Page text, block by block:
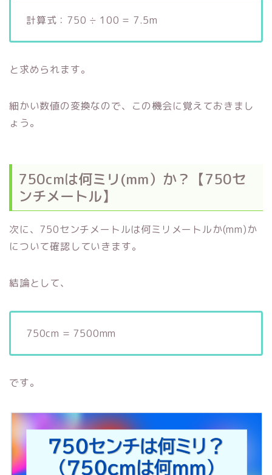
計算式：750 ÷ 100 = 7.5m
と求められます。
細かい数値の変換なので、この機会に覚えておきまし
ょう。
750cmは何ミリ(mm）か？【750セ
ンチメートル】
次に、750センチメートルは何ミリメートルか(mm)か
について確認していきます。
結論として、
750cm = 7500mm
です。